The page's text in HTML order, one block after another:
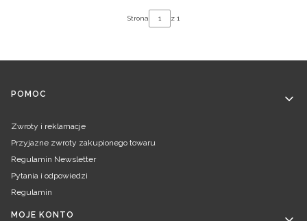
Strona z 1
Linki w stopce
POMOC
Zwroty i reklamacje
Przyjazne zwroty zakupionego towaru
Regulamin Newsletter
Pytania i odpowiedzi
Regulamin
MOJE KONTO